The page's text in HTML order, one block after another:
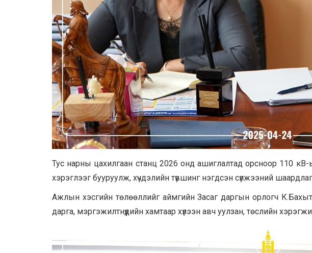
Тус нарны цахилгаан станц 2026 онд ашиглалтад орсноор 110
хэрэглээг бууруулж, хүчдэлийн түвшинг нэгдсэн сүлжээний
Ажлын хэсгийн төлөөллийг аймгийн Засаг даргын орлогч
дарга, мэргэжилтнүүдийн хамтаар хүлээн авч уулзан, төслийн